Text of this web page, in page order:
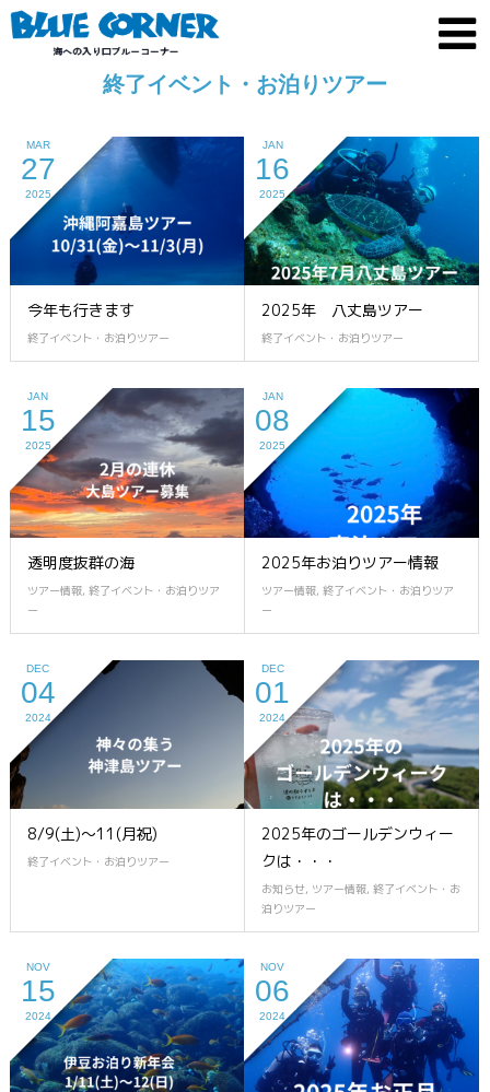
終了イベント・お泊りツアー
MAR
27
2025
今年も行きます
終了イベント・お泊りツアー
JAN
16
2025
2025年 八丈島ツアー
終了イベント・お泊りツアー
JAN
15
2025
透明度抜群の海
ツアー情報, 終了イベント・お泊りツア
ー
JAN
08
2025
2025年お泊りツアー情報
ツアー情報, 終了イベント・お泊りツア
ー
DEC
04
2024
8/9(土)～11(月祝)
終了イベント・お泊りツアー
DEC
01
2024
2025年のゴールデンウィー
クは・・・
お知らせ, ツアー情報, 終了イベント・お
泊りツアー
NOV
15
2024
NOV
06
2024